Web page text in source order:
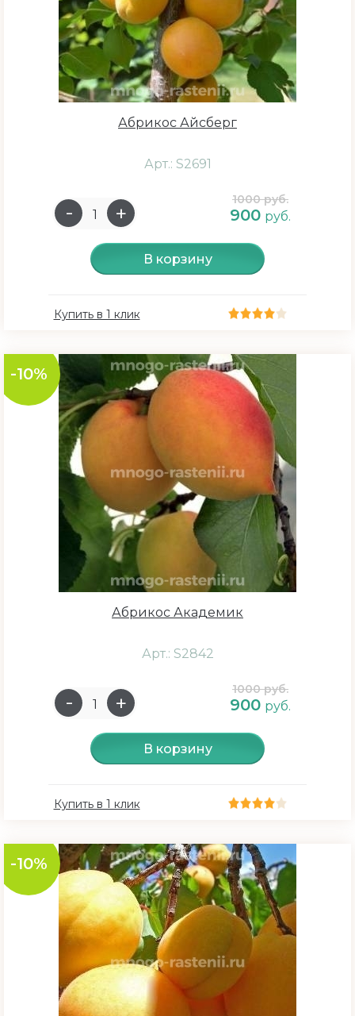
Абрикос Айсберг
Арт.: S2691
1000 руб.
900 руб.
В корзину
Купить в 1 клик
-10%
Абрикос Академик
Арт.: S2842
1000 руб.
900 руб.
В корзину
Купить в 1 клик
-10%